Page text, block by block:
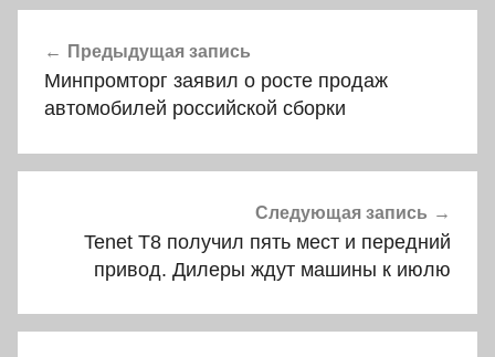
по
записям
Предыдущая запись
Минпромторг заявил о росте продаж
автомобилей российской сборки
Следующая запись
Tenet T8 получил пять мест и передний
привод. Дилеры ждут машины к июлю